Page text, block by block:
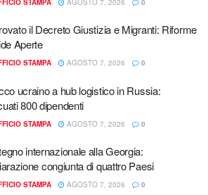
il Decreto Giustizia e Migranti: Riforme
Aperte
STAMPA AGOSTO 7, 2026 0
ucraino a hub logistico in Russia:
800 dipendenti
STAMPA AGOSTO 7, 2026 0
internazionale alla Georgia:
congiunta di quattro Paesi
STAMPA AGOSTO 7, 2026 0